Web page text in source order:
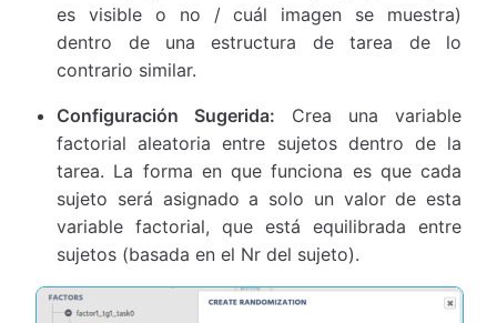
es visible o no / cuál imagen se muestra)
dentro de una estructura de tarea de lo
contrario similar.
Configuración Sugerida: Crea una variable
factorial aleatoria entre sujetos dentro de la
tarea. La forma en que funciona es que cada
sujeto será asignado a solo un valor de esta
variable factorial, que está equilibrada entre
sujetos (basada en el Nr del sujeto).